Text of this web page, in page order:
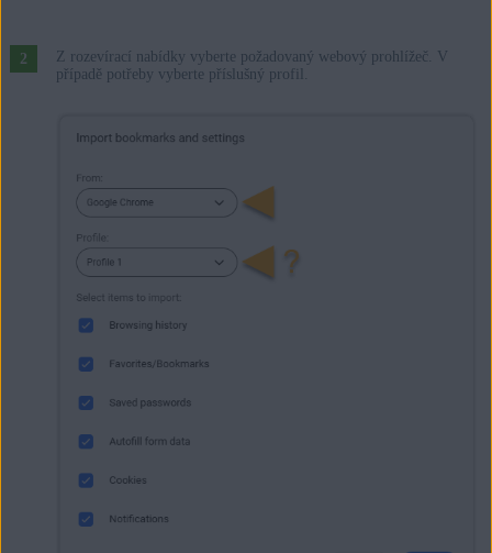
Z rozevírací nabídky vyberte požadovaný webový prohlížeč. V
případě potřeby vyberte příslušný profil.